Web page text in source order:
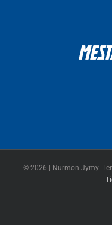
© 2026 | Nurmon Jymy -